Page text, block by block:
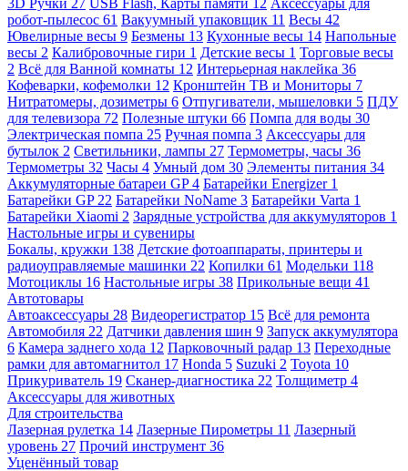
робот-пылесос 61 Вакуумный упаковщик 11 Весы 42
Ювелирные весы 9 Безмены 13 Кухонные весы 14 Напольные
весы 2 Калибровочные гири 1 Детские весы 1 Торговые весы
2 Всё для Ванной комнаты 12 Интерьерная наклейка 36
Кофеварки, кофемолки 12 Кронштейн ТВ и Мониторы 7
Нитратомеры, дозиметры 6 Отпугиватели, мышеловки 5 ПДУ
для телевизора 72 Полезные штуки 66 Помпа для воды 30
Электрическая помпа 25 Ручная помпа 3 Аксессуары для
бутылок 2 Светильники, лампы 27 Термометры, часы 36
Термометры 32 Часы 4 Умный дом 30 Элементы питания 34
Аккумуляторные батареи GP4 Батарейки Energizer 1
Батарейки GP 22 Батарейки NoName 3 Батарейки Varta 1
Батарейки Xiaomi 2 Зарядные устройства для аккумуляторов 1
Настольные игры и сувениры
Бокалы, кружки 138 Детские фотоаппараты, принтеры и
радиоуправляемые машинки 22 Копилки 61 Модельки 118
Мотоциклы 16 Настольные игры 38 Прикольные вещи 41
Автотовары
Автоаксессуары 28 Видеорегистратор 15 Всё для ремонта
Автомобиля 22 Датчики давления шин 9 Запуск аккумулятора
6 Камера заднего хода 12 Парковочный радар 13 Переходные
рамки для автомагнитол 17 Honda 5 Suzuki 2 Toyota 10
Прикуриватель 19 Сканер-диагностика 22 Толщиметр 4
Аксессуары для животных
Для строительства
Лазерная рулетка 14 Лазерные Пирометры 11 Лазерный
уровень 27 Прочий инструмент 36
Уценённый товар